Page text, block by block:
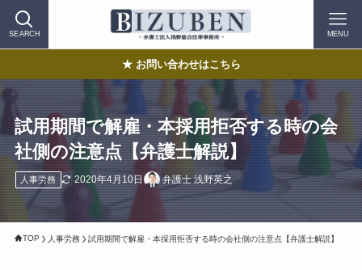
SEARCH MENU
★ お問い合わせはこちら
試用期間で解雇・本採用拒否する時の会
社側の注意点【弁護士解説】
人事労務 2020年4月10日 弁護士 浅野英之
TOP 人事労務 試用期間で解雇・本採用拒否する時の会社側の注意点【弁護士解説】